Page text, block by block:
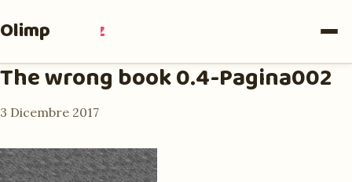
Olimpia Ruiz
The wrong book 0.4-Pagina002
3 Dicembre 2017